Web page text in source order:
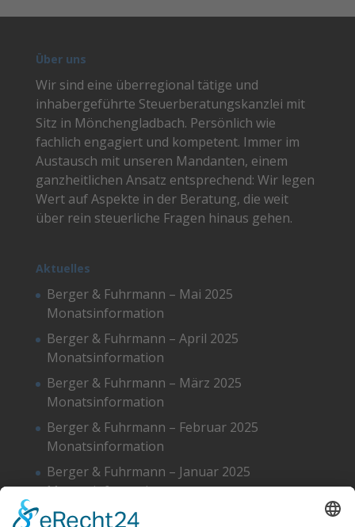
Über uns
Wir sind eine überregional tätige und
inhabergeführte Steuerberatungskanzlei mit
Sitz in Mönchengladbach. Persönlich wie
fachlich engagiert und kompetent. Immer im
Austausch mit unseren Mandanten, einem
ganzheitlichen Ansatz entsprechend: Wir legen
Wert auf Aspekte in der Beratung, die weit
über rein steuerliche Fragen hinaus gehen.
Aktuelles
Berger & Fuhrmann – Mai 2025
Monatsinformation
Berger & Fuhrmann – April 2025
Monatsinformation
Berger & Fuhrmann – März 2025
Monatsinformation
Berger & Fuhrmann – Februar 2025
Monatsinformation
Berger & Fuhrmann – Januar 2025
Monatsinformation